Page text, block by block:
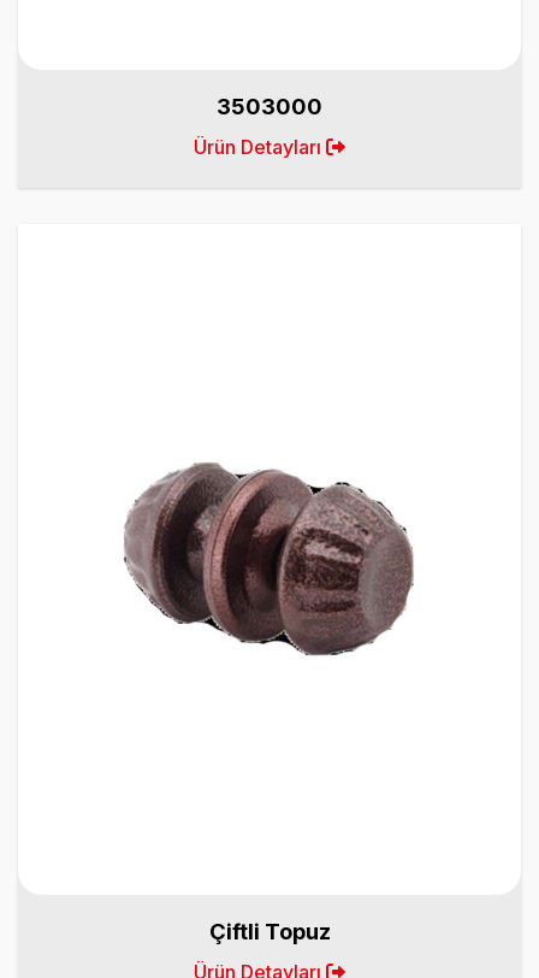
3503000
Ürün Detayları
Çiftli Topuz
Ürün Detayları